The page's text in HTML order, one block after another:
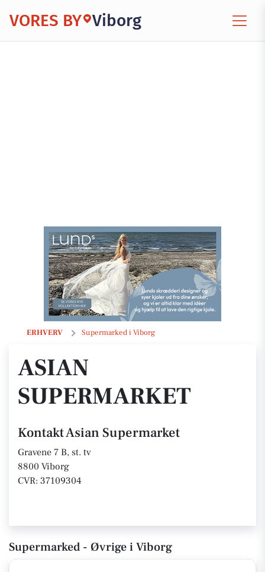
VORES BY Viborg
ERHVERV Supermarked i Viborg
Asian Supermarket
ASIAN
SUPERMARKET
Kontakt Asian Supermarket
Gravene 7 B, st. tv
8800 Viborg
CVR: 37109304
Supermarked - Øvrige i Viborg